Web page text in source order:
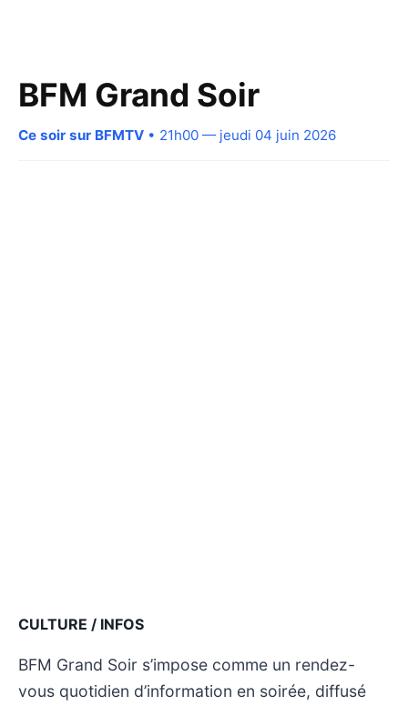
BFM Grand Soir
Ce soir sur BFMTV • 21h00 — jeudi 04 juin 2026
CULTURE / INFOS
BFM Grand Soir s’impose comme un rendez-
vous quotidien d’information en soirée, diffusé